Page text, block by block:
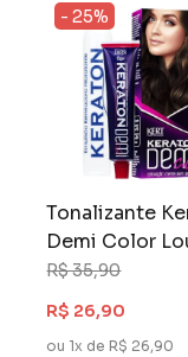
Tonalizante
Demi Color
Escuro 6.0
R$ 35,90
R$ 26,90
ou 1x de R$ 26,90
- 25%